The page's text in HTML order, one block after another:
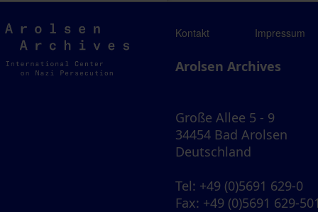
Arolsen
Archives
Kontakt Impressum
Arolsen Archives
Große Allee 5 - 9
34454 Bad Arolsen
Deutschland
Tel: +49 (0)5691 629-0
Fax: +49 (0)5691 629-